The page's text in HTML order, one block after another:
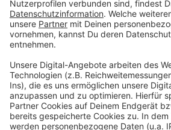
01578-3505152
Hier informiert die Stadt!
Update zu britischer Variante in
Anzeige